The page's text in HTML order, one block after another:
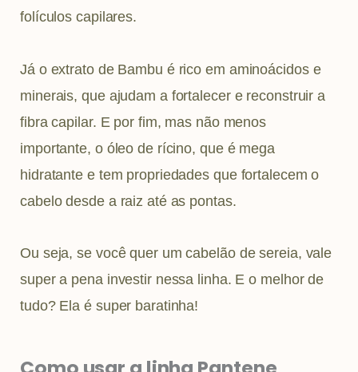
folículos capilares.
Já o extrato de Bambu é rico em aminoácidos e
minerais, que ajudam a fortalecer e reconstruir a
fibra capilar. E por fim, mas não menos
importante, o óleo de rícino, que é mega
hidratante e tem propriedades que fortalecem o
cabelo desde a raiz até as pontas.
Ou seja, se você quer um cabelão de sereia, vale
super a pena investir nessa linha. E o melhor de
tudo? Ela é super baratinha!